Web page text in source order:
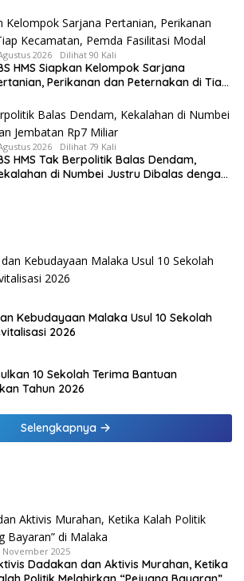
2026 Dilihat 90 Kali
HMS Siapkan Kelompok Sarjana
Perikanan dan Peternakan di Tiap
2026 Dilihat 79 Kali
HMS Tak Berpolitik Balas Dendam,
di Numbei Justru Dibalas dengan
Kebudayaan Malaka Usul 10 Sekolah
2026
10 Sekolah Terima Bantuan
Tahun 2026
Selengkapnya
November 2025
Dadakan dan Aktivis Murahan, Ketika